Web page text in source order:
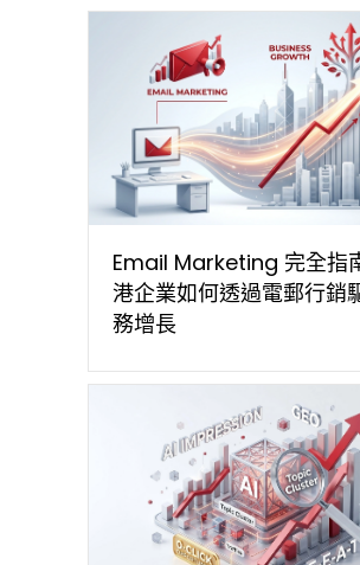
Email Marketing 完全指
港企業如何透過電郵行銷
務增長